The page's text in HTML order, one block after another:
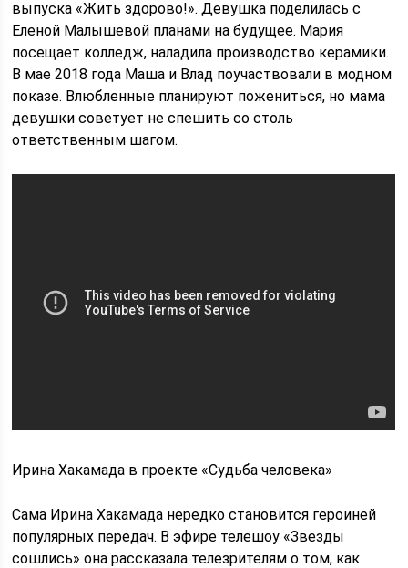
выпуска «Жить здорово!». Девушка поделилась с
Еленой Малышевой планами на будущее. Мария
посещает колледж, наладила производство керамики.
В мае 2018 года Маша и Влад поучаствовали в модном
показе. Влюбленные планируют пожениться, но мама
девушки советует не спешить со столь
ответственным шагом.
Ирина Хакамада в проекте «Судьба человека»
Сама Ирина Хакамада нередко становится героиней
популярных передач. В эфире телешоу «Звезды
сошлись» она рассказала телезрителям о том, как